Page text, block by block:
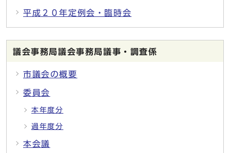
平成２０年定例会・臨時会
議会事務局議会事務局議事・調査係
市議会の概要
委員会
本年度分
過年度分
本会議